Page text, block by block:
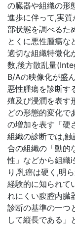
の臓器や組織の形
進歩に伴って,実
部状態を調べるた
とくに悪性腫瘍な
適切な組織特微化
数,後方散乱量
B/Aの映像化が盛
悪性腫瘍を診断す
殖及び浸潤を表す
どの形態的変化で
の増加を表す「硬
組織の診断では,
合の組織の「動的
性」などから組織
り,乳癌は硬く,明
経験的に知られて
れにくい腹腔内臓
診断の基準の一つ
して縦長である」